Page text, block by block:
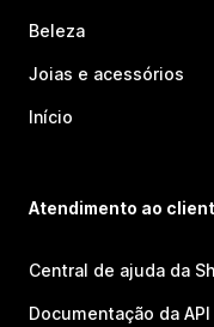
Beleza
Joias e acessórios
Início
Atendimento ao
Central de ajuda da
Documentação da API